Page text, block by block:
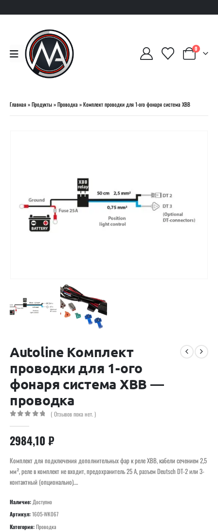
0
Главная»Продукты»Проводка »Комплект проводки для 1-ого фонаря система XBB
Autoline Комплект
проводки для 1-ого
фонаря система XBB —
проводка
( Отзывов пока нет. )
2984,10 ₽
Комплект для подключения дополнительных фар к реле XBB, кабели сечением 2,5
мм², реле в комплект не входит, предохранитель 25 А, разъем Deutsch DT-2 или 3-
контактный (опционально)….
Наличие: Доступно
Артикул:1605-WK067
Категория:Проводка